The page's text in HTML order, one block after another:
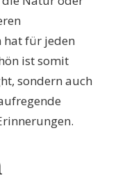
hat für jeden
ist somit
sondern auch